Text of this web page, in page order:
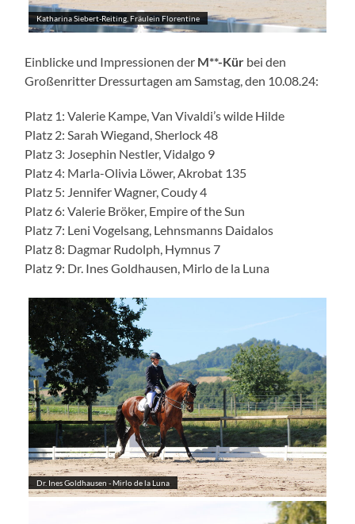
Katharina Siebert-Reiting, Fräulein Florentine
Einblicke und Impressionen der M**-Kür bei den
Großenritter Dressurtagen am Samstag, den 10.08.24:
Platz 1: Valerie Kampe, Van Vivaldi’s wilde Hilde
Platz 2: Sarah Wiegand, Sherlock 48
Platz 3: Josephin Nestler, Vidalgo 9
Platz 4: Marla-Olivia Löwer, Akrobat 135
Platz 5: Jennifer Wagner, Coudy 4
Platz 6: Valerie Bröker, Empire of the Sun
Platz 7: Leni Vogelsang, Lehnsmanns Daidalos
Platz 8: Dagmar Rudolph, Hymnus 7
Platz 9: Dr. Ines Goldhausen, Mirlo de la Luna
Dr. Ines Goldhausen - Mirlo de la Luna